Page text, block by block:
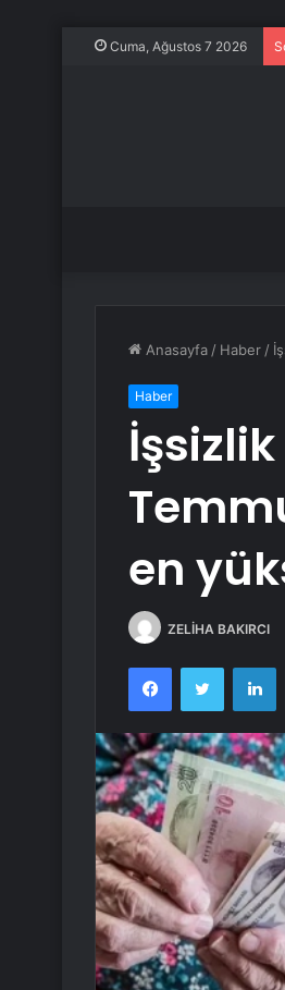
Cuma, Ağustos 7 2026
Anasayfa / Haber /
Haber
en
ZELİHA BAKIRCI
FacebookTwitter